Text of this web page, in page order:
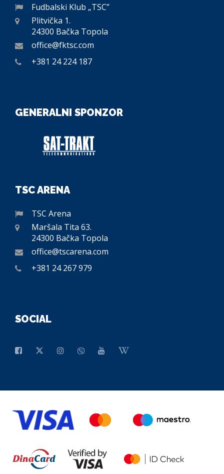
Fudbalski Klub „TSC”
Plitvička 1.
24300 Bačka Topola
office@fktsc.com
+381 24 224 187
GENERALNI SPONZOR
TSC ARENA
TSC Arena
Maršala Tita 63.
24300 Bačka Topola
office@tscarena.com
+381 24 267 979
SOCIAL